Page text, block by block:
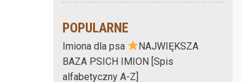
POPULARNE
Imiona dla psa
NAJWIĘKSZA
BAZA PSICH IMION [Spis
alfabetyczny A-Z]